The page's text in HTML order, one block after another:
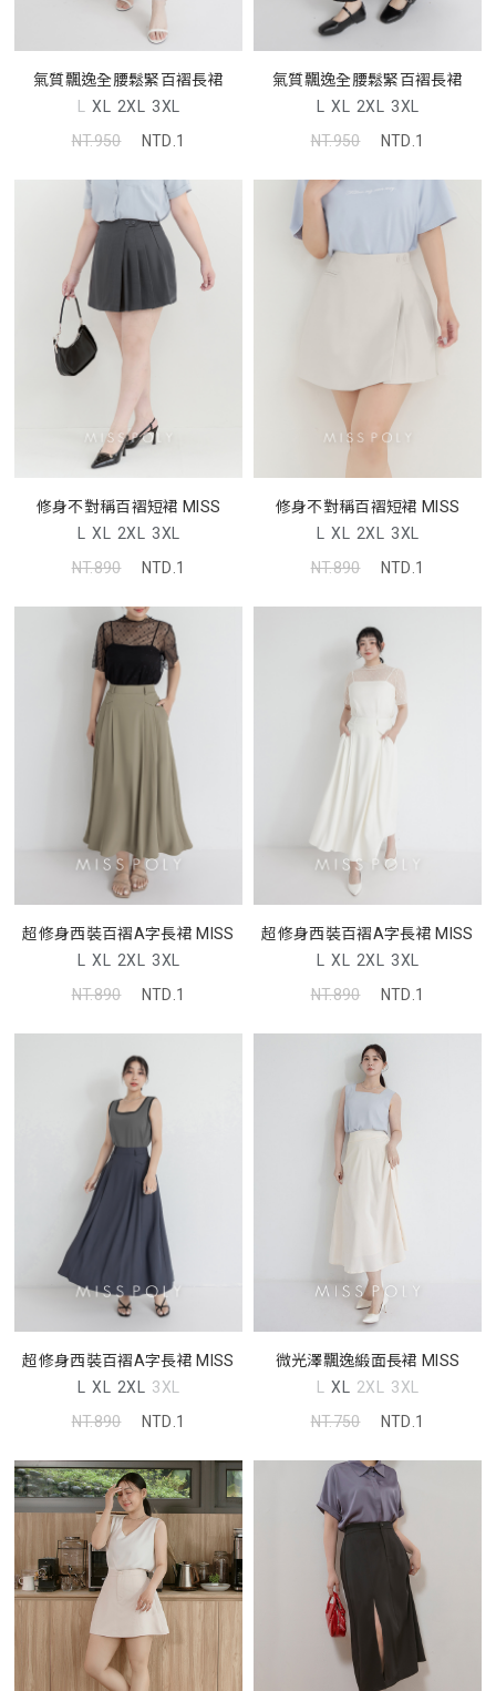
氣質飄逸全腰鬆緊百褶長裙
L XL 2XL 3XL
NT.950
NTD.1
氣質飄逸全腰鬆緊百褶長裙
L XL 2XL 3XL
NT.950
NTD.1
修身不對稱百褶短裙 MISS
L XL 2XL 3XL
NT.890
NTD.1
修身不對稱百褶短裙 MISS
L XL 2XL 3XL
NT.890
NTD.1
超修身西裝百褶A字長裙 MISS
L XL 2XL 3XL
NT.890
NTD.1
超修身西裝百褶A字長裙 MISS
L XL 2XL 3XL
NT.890
NTD.1
超修身西裝百褶A字長裙 MISS
L XL 2XL 3XL
NT.890
NTD.1
微光澤飄逸緞面長裙 MISS
L XL 2XL 3XL
NT.750
NTD.1